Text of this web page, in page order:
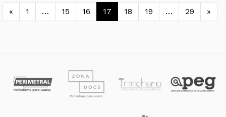
Navegación de entradas
« 1 … 15 16 17 18 19 … 29 »